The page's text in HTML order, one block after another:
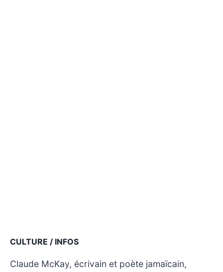
CULTURE / INFOS
Claude McKay, écrivain et poète jamaïcain,